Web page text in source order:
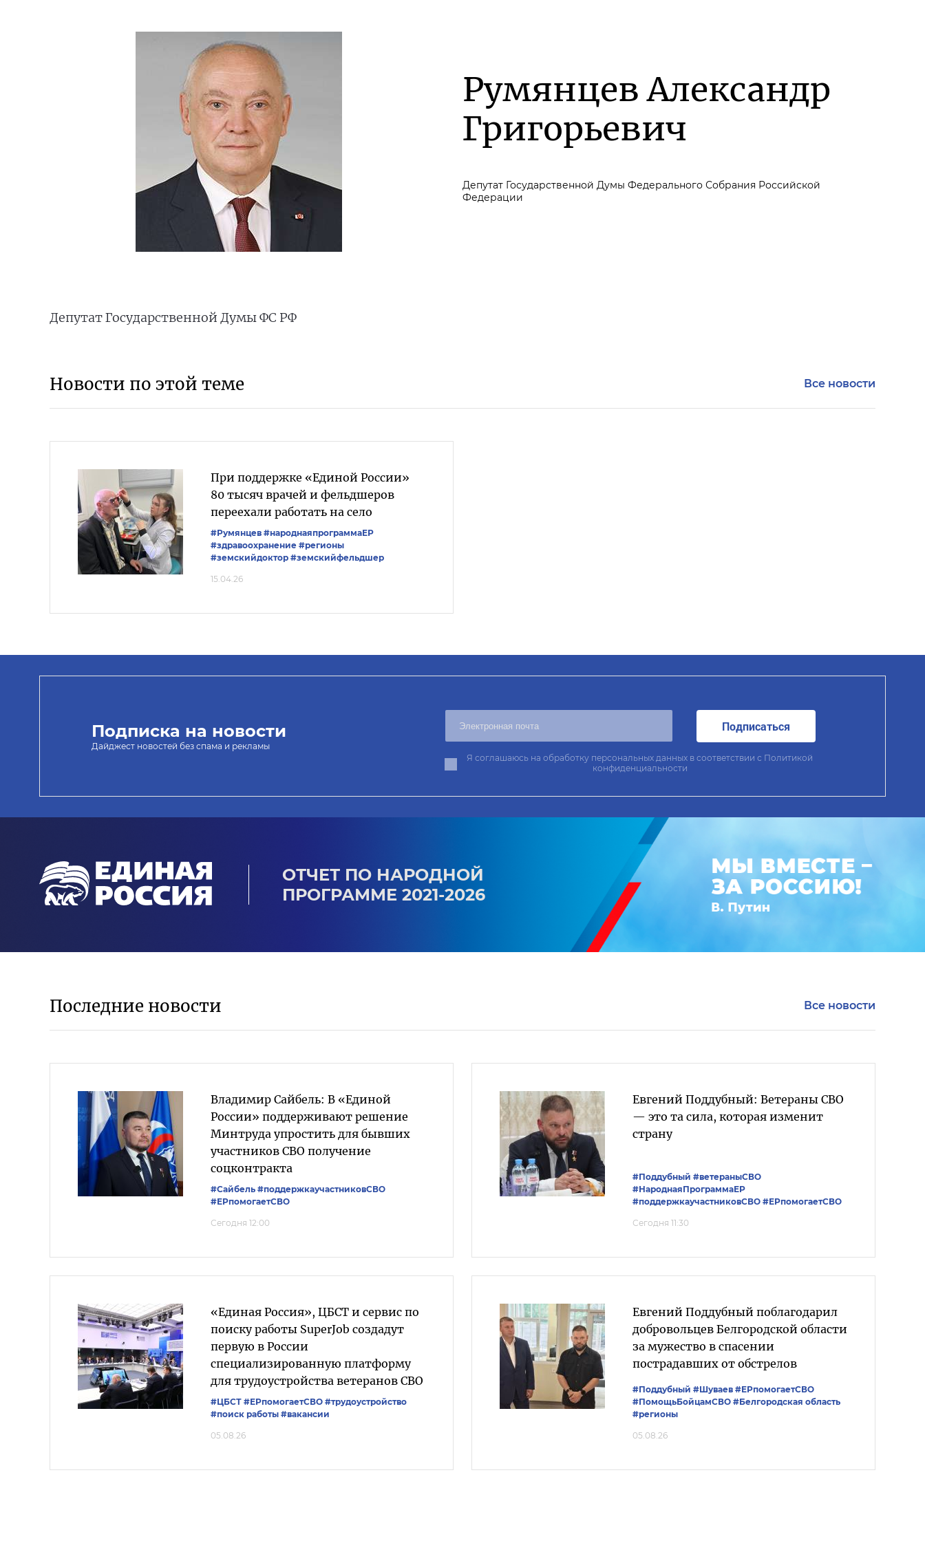
Румянцев Александр
Григорьевич
Депутат Государственной Думы Федерального Собрания Российской
Федерации
Депутат Государственной Думы ФС РФ
Новости по этой теме Все новости
При поддержке «Единой России»
80 тысяч врачей и фельдшеров
переехали работать на село
#Румянцев #народнаяпрограммаЕР
#здравоохранение #регионы
#земскийдоктор #земскийфельдшер
15.04.26
Подписка на новости
Дайджест новостей без спама и рекламы
Подписаться
Я соглашаюсь на обработку персональных данных в соответствии с Политикой
конфиденциальности
ОТЧЕТ ПО НАРОДНОЙ
ПРОГРАММЕ 2021-2026
Последние новости Все новости
Владимир Сайбель: В «Единой
России» поддерживают решение
Минтруда упростить для бывших
участников СВО получение
соцконтракта
#Сайбель #поддержкаучастниковСВО
#ЕРпомогаетСВО
Сегодня 12:00
Евгений Поддубный: Ветераны СВО
— это та сила, которая изменит
страну
#Поддубный #ветераныСВО
#НароднаяПрограммаЕР
#поддержкаучастниковСВО #ЕРпомогаетСВО
Сегодня 11:30
«Единая Россия», ЦБСТ и сервис по
поиску работы SuperJob создадут
первую в России
специализированную платформу
для трудоустройства ветеранов СВО
#ЦБСТ #ЕРпомогаетСВО #трудоустройство
#поиск работы #вакансии
05.08.26
Евгений Поддубный поблагодарил
добровольцев Белгородской области
за мужество в спасении
пострадавших от обстрелов
#Поддубный #Шуваев #ЕРпомогаетСВО
#ПомощьБойцамСВО #Белгородская область
#регионы
05.08.26